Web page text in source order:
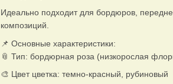
Идеально подходит для бордюров,
композиций.
📌 Основные характеристики:
📎 Тип: бордюрная роза (низкорослая
🎨 Цвет цветка: темно-красный, рубиновый